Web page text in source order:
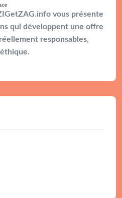
vous présente
qui développent une offre
responsables,